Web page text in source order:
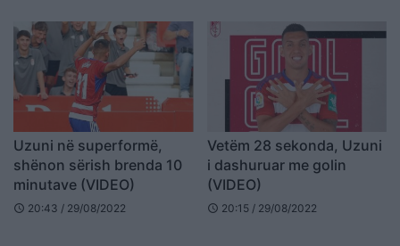
Uzuni në superformë,
shënon sërish brenda 10
minutave (VIDEO)
schedule 20:43 / 29/08/2022
Vetëm 28 sekonda, Uzuni
i dashuruar me golin
(VIDEO)
schedule 20:15 / 29/08/2022